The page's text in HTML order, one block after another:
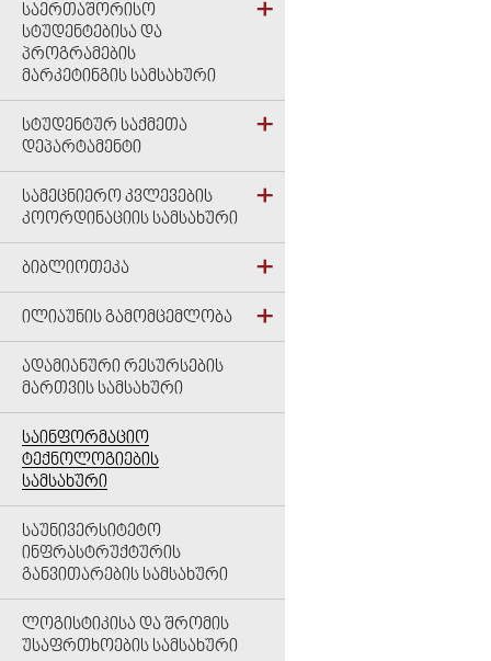
ᲡᲐᲔᲠᲗᲐᲨᲝᲠᲘᲡᲝ
ᲡᲢᲣᲓᲔᲜᲢᲔᲑᲘᲡᲐ ᲓᲐ
ᲞᲠᲝᲒᲠᲐᲛᲔᲑᲘᲡ
ᲛᲐᲠᲙᲔᲢᲘᲜᲒᲘᲡ ᲡᲐᲛᲡᲐᲮᲣᲠᲘ
ᲡᲢᲣᲓᲔᲜᲢᲣᲠ ᲡᲐᲥᲛᲔᲗᲐ
ᲓᲔᲞᲐᲠᲢᲐᲛᲔᲜᲢᲘ
ᲡᲐᲛᲔᲪᲜᲘᲔᲠᲝ ᲙᲕᲚᲔᲕᲔᲑᲘᲡ
ᲙᲝᲝᲠᲓᲘᲜᲐᲪᲘᲘᲡ ᲡᲐᲛᲡᲐᲮᲣᲠᲘ
ᲑᲘᲑᲚᲘᲝᲗᲔᲙᲐ
ᲘᲚᲘᲐᲣᲜᲘᲡ ᲒᲐᲛᲝᲛᲪᲔᲛᲚᲝᲑᲐ
ᲐᲓᲐᲛᲘᲐᲜᲣᲠᲘ ᲠᲔᲡᲣᲠᲡᲔᲑᲘᲡ
ᲛᲐᲠᲗᲕᲘᲡ ᲡᲐᲛᲡᲐᲮᲣᲠᲘ
ᲡᲐᲘᲜᲤᲝᲠᲛᲐᲪᲘᲝ
ᲢᲔᲥᲜᲝᲚᲝᲒᲘᲔᲑᲘᲡ
ᲡᲐᲛᲡᲐᲮᲣᲠᲘ
ᲡᲐᲣᲜᲘᲕᲔᲠᲡᲘᲢᲔᲢᲝ
ᲘᲜᲤᲠᲐᲡᲢᲠᲣᲥᲢᲣᲠᲘᲡ
ᲒᲐᲜᲕᲘᲗᲐᲠᲔᲑᲘᲡ ᲡᲐᲛᲡᲐᲮᲣᲠᲘ
ᲚᲝᲒᲘᲡᲢᲘᲙᲘᲡᲐ ᲓᲐ ᲨᲠᲝᲛᲘᲡ
ᲣᲡᲐᲤᲠᲗᲮᲝᲔᲑᲘᲡ ᲡᲐᲛᲡᲐᲮᲣᲠᲘ